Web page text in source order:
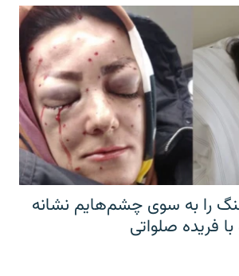
را به سوی چشم‌هایم نشانه
فریده صلواتی